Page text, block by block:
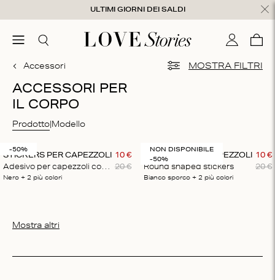
ULTIMI GIORNI DEI SALDI
menuCerca Il mio0
Accessori
ACCESSORI PER
IL CORPO
Prodotto Modello
MOSTRA FILTRI
-50%
STICKERS PER CAPEZZOLI
Adesivo per capezzoli con fiocco
10€
20€
Nero + 2 più colori
NON DISPONIBILE
-50%
STICKERS PER CAPEZZOLI
Round shaped stickers
10€
20€
Bianco sporco + 2 più colori
Mostra altri